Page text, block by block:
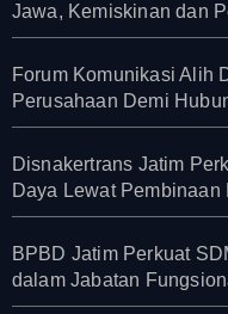
Jawa, Kemiskinan dan
Forum Komunikasi Alih
Perusahaan Demi
Disnakertrans Jatim
Daya Lewat Pembinaan
BPBD Jatim Perkuat
dalam Jabatan